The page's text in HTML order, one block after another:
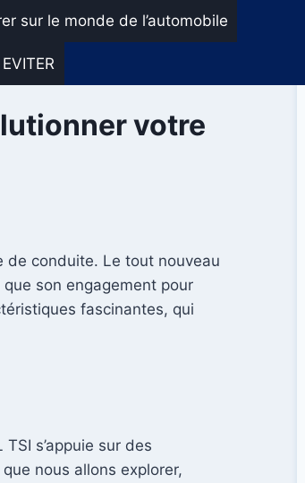
sur le monde de l’automobile
votre
de conduite. Le tout nouveau
son engagement pour
fascinantes, qui
s’appuie sur des
nous allons explorer,